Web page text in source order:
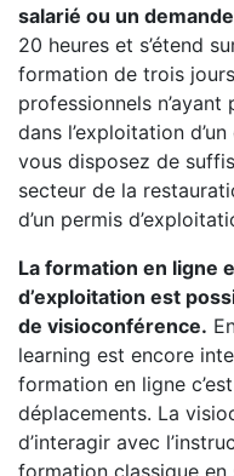
salarié ou un
20 heures et s’étend
formation de trois
professionnels n’ayant
dans l’exploitation
vous disposez de
secteur de la
d’un permis
La formation en ligne
d’exploitation est
de visioconférence.
learning est encore
formation en ligne
déplacements. La
d’interagir avec
formation classique en